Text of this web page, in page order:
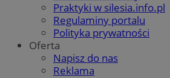
Praktyki w silesia.info.pl
Regulaminy portalu
Polityka prywatności
Oferta
Napisz do nas
Reklama